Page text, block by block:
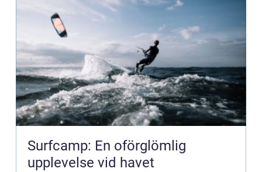
Surfcamp: En oförglömlig
upplevelse vid havet